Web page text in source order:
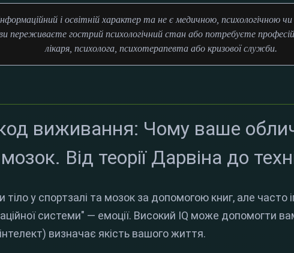
і освітній характер та не є медичною, психологічною
переживаєте гострий психологічний стан або потребуєте
лікаря, психолога, психотерапевта або кризової служби.
виживання: Чому ваше
Від теорії Дарвіна до
тіло у спортзалі та мозок за допомогою книг, але часто
системи" — емоції. Високий IQ може допомогти
визначає якість вашого життя.